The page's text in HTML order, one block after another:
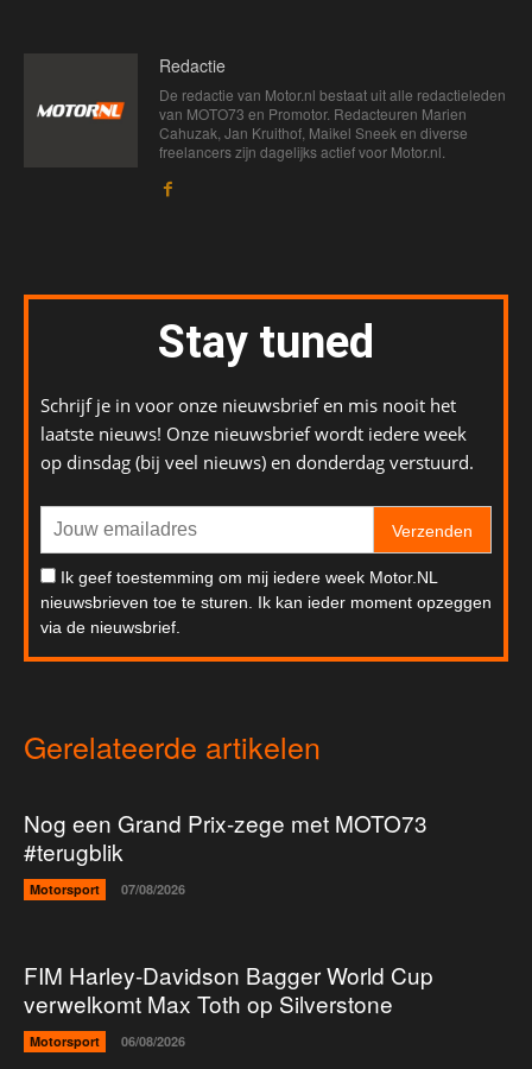
Redactie
De redactie van Motor.nl bestaat uit alle redactieleden
van MOTO73 en Promotor. Redacteuren Marien
Cahuzak, Jan Kruithof, Maikel Sneek en diverse
freelancers zijn dagelijks actief voor Motor.nl.
Stay tuned
Schrijf je in voor onze nieuwsbrief en mis nooit het
laatste nieuws! Onze nieuwsbrief wordt iedere week
op dinsdag (bij veel nieuws) en donderdag verstuurd.
Verzenden
Ik geef toestemming om mij iedere week Motor.NL
nieuwsbrieven toe te sturen. Ik kan ieder moment opzeggen
via de nieuwsbrief.
Gerelateerde artikelen
Nog een Grand Prix-zege met MOTO73
#terugblik
Motorsport 07/08/2026
FIM Harley-Davidson Bagger World Cup
verwelkomt Max Toth op Silverstone
Motorsport 06/08/2026